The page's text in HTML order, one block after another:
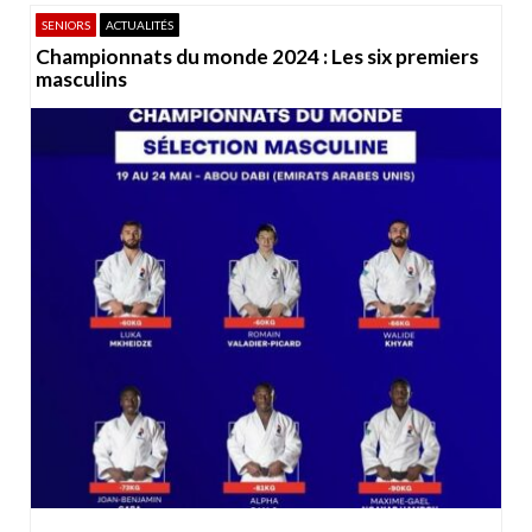
SENIORS ACTUALITÉS
Championnats du monde 2024 : Les six premiers
masculins